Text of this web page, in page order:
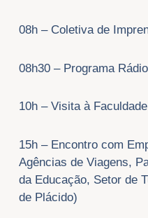
08h – Coletiva de
08h30 – Programa
10h – Visita à
15h – Encontro com
Agências de Viagens,
da Educação, Setor de
de Plácido)